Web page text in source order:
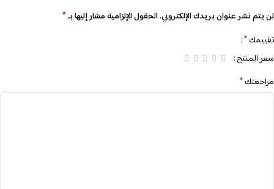
لن يتم نشر عنوان بريدك الإلكتروني.الحقول الإلزامية مشار إليها بـ*
تقييمك*
سعر المنتج
مراجعتك*